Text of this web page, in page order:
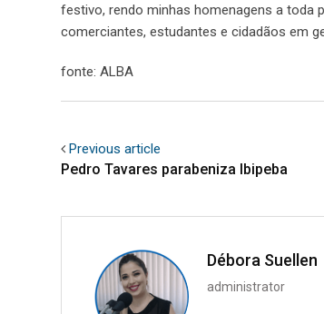
festivo, rendo minhas homenagens a toda
comerciantes, estudantes e cidadãos em
fonte: ALBA
Previous article
Pedro Tavares parabeniza Ibipeba
Débora Suellen
administrator